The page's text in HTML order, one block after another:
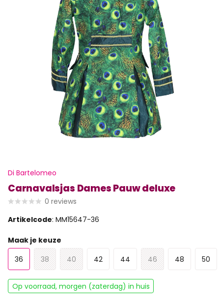
Di Bartelomeo
Carnavalsjas Dames Pauw deluxe
0 reviews
Artikelcode: MM15647-36
Maak je keuze
36
38 40 42 44 46 48 50
Op voorraad, morgen (zaterdag) in huis